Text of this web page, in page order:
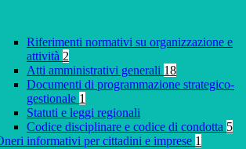
Riferimenti normativi su organizzazione e
attività 2
Atti amministrativi generali 18
Documenti di programmazione strategico-
gestionale 1
Statuti e leggi regionali
Codice disciplinare e codice di condotta 5
informativi per cittadini e imprese 1